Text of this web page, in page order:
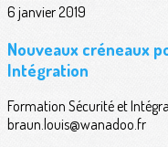
6 janvier 2019
Nouveaux créneaux
Intégration
Formation Sécurité et
braun.louis@wanadoo.fr